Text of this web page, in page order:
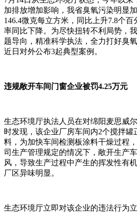
加排放增加影响，我省臭氧污染明显
146.4微克每立方米，同比上升7.8个
率同比下降。为尽快扭转不利局势，
题导向，精准科学执法，全力打好臭
近日对外公布3起典型案例。
违规敞开车间门窗企业被罚4.25万元
生态环境厅执法人员在对绵阳麦思威
时发现，该企业厂房车间内2个搅拌罐
料，为加快车间检测板涂料干燥过程
司生产管理规定的情况下，敞开生产
风，导致生产过程中产生的挥发性有
厂区异味明显。
生态环境厅立即对该企业的违法行为